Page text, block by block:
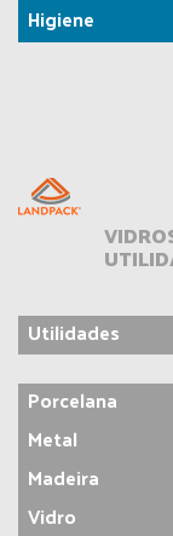
Higiene
Utilidades
Porcelana
Metal
Madeira
Vidro